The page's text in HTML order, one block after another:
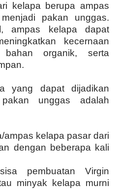
kelapa berupa ampas
pakan unggas.
ampas kelapa dapat
kecernaan
organik, serta
yang dapat dijadikan
unggas adalah
ampas kelapa pasar dari
dengan beberapa kali
pembuatan Virgin
minyak kelapa murni